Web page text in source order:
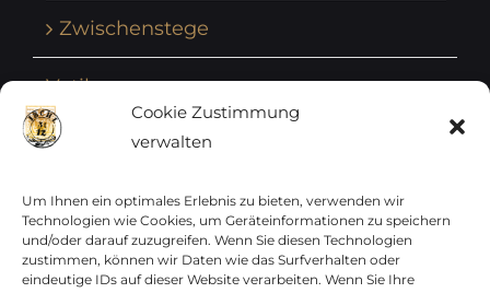
Cookie Zustimmung
verwalten
Um Ihnen ein optimales Erlebnis zu bieten, verwenden wir
Technologien wie Cookies, um Geräteinformationen zu speichern
und/oder darauf zuzugreifen. Wenn Sie diesen Technologien
zustimmen, können wir Daten wie das Surfverhalten oder
eindeutige IDs auf dieser Website verarbeiten. Wenn Sie Ihre
Zwischenstege
Vatikan
Vereinte Nationen
Vorphilatelie
Zensurbelege Österreich